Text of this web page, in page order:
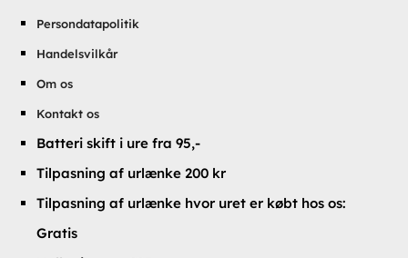
Persondatapolitik
Handelsvilkår
Om os
Kontakt os
Batteri skift i ure fra 95,-
Tilpasning af urlænke 200 kr
Tilpasning af urlænke hvor uret er købt hos os:
Gratis